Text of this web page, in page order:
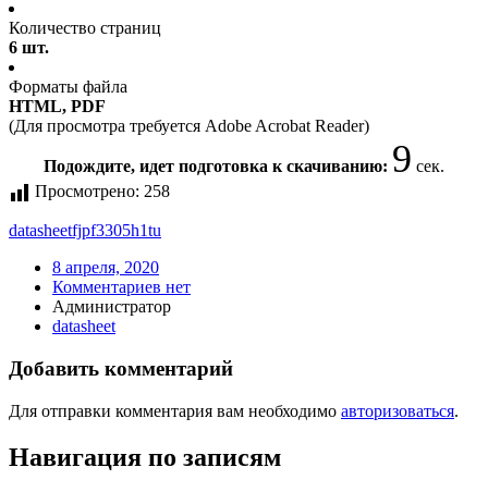
Количество страниц
6 шт.
Форматы файла
HTML, PDF
(Для просмотра требуется Adobe Acrobat Reader)
Подождите, идет подготовка к скачиванию: 8 сек.
Просмотрено: 258
datasheetfjpf3305h1tu
8 апреля, 2020
Комментариев нет
Администратор
datasheet
Добавить комментарий
Для отправки комментария вам необходимо авторизоваться.
Навигация по записям